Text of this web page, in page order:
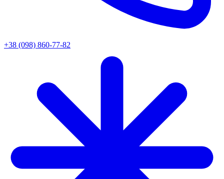
+38 (098) 860-77-82